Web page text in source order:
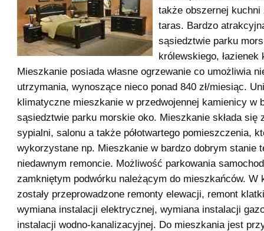
także obszernej
taras. Bardzo
sąsiedztwie parku
królewskiego, łazienek
Mieszkanie posiada własne ogrzewanie co umożliwia
utrzymania, wynoszące nieco ponad 840 zł/miesiąc.
klimatyczne mieszkanie w przedwojennej kamienicy w
sąsiedztwie parku morskie oko. Mieszkanie składa się
sypialni, salonu a także półotwartego pomieszczenia,
wykorzystane np. Mieszkanie w bardzo dobrym stanie
niedawnym remoncie. Możliwość parkowania
zamkniętym podwórku należącym do mieszkańców. W
zostały przeprowadzone remonty elewacji, remont
wymiana instalacji elektrycznej, wymiana instalacji
instalacji wodno-kanalizacyjnej. Do mieszkania jest